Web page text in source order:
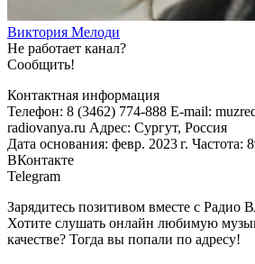
Виктория Мелоди
Не работает канал?
Сообщить!
Контактная информация
Телефон: 8 (3462) 774-888 E-mail:
radiovanya.ru Адрес: Сургут, Россия
Дата основания: февр. 2023 г. Частота:
ВКонтакте
Telegram
Зарядитесь позитивом вместе с
Хотите слушать онлайн любимую
качестве? Тогда вы попали по адресу!